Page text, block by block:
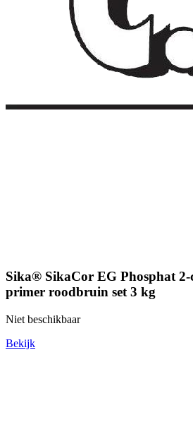
Sika® SikaCor EG Phosphat 2-
primer roodbruin set 3 kg
Niet beschikbaar
Bekijk